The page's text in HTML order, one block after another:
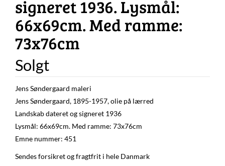
signeret 1936. Lysmål:
66x69cm. Med ramme:
73x76cm
Solgt
Jens Søndergaard maleri
Jens Søndergaard, 1895-1957, olie på lærred
Landskab dateret og signeret 1936
Lysmål: 66x69cm. Med ramme: 73x76cm
Emne nummer: 451
Sendes forsikret og fragtfrit i hele Danmark